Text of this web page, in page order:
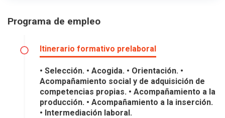
Programa de empleo
Itinerario formativo prelaboral
• Selección. • Acogida. • Orientación. •
Acompañamiento social y de adquisición de
competencias propias. • Acompañamiento a la
producción. • Acompañamiento a la inserción.
• Intermediación laboral.